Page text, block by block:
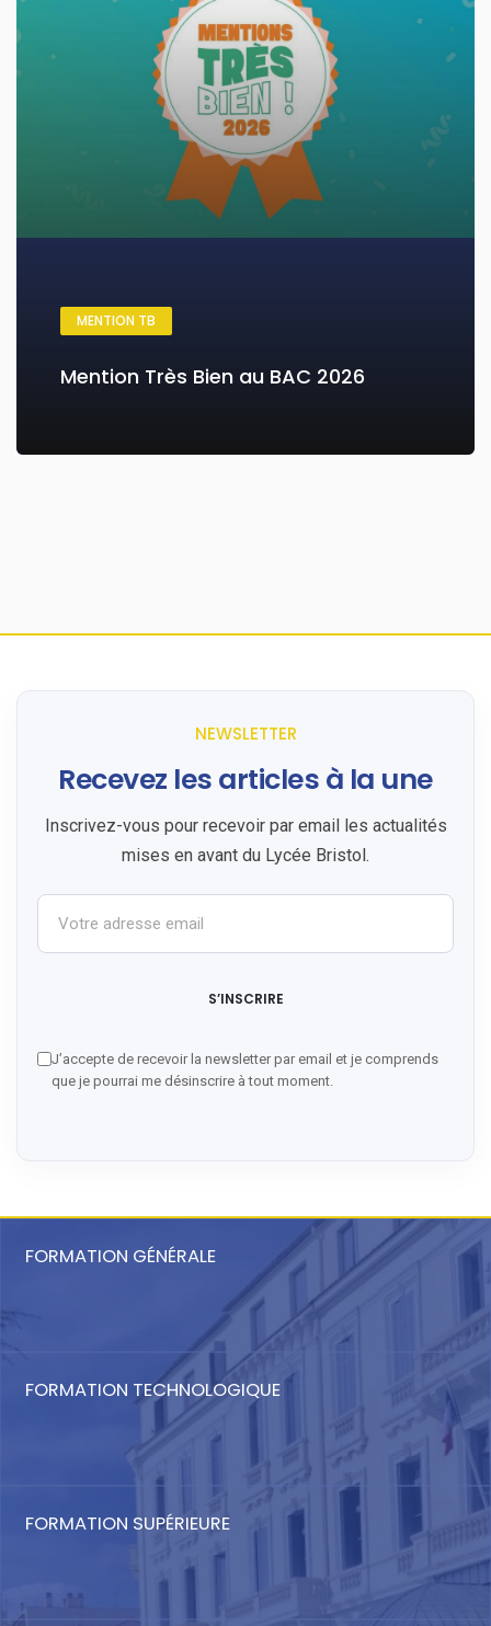
MENTION TB
Mention Très Bien au BAC 2026
NEWSLETTER
Recevez les articles à la une
Inscrivez-vous pour recevoir par email les actualités
mises en avant du Lycée Bristol.
S’INSCRIRE
J’accepte de recevoir la newsletter par email et je comprends
que je pourrai me désinscrire à tout moment.
FORMATION GÉNÉRALE
FORMATION TECHNOLOGIQUE
FORMATION SUPÉRIEURE